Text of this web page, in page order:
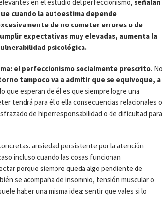
en el estudio del perfeccionismo, señalan
cuando la autoestima depende
de no cometer errores o de
expectativas muy elevadas, aumenta la
psicológica.
el perfeccionismo socialmente prescrito. No
tampoco va a admitir que se equivoque, a
que esperan de él es que siempre logre una
tendrá para él o ella consecuencias relacionales o
de hiperresponsabilidad o de dificultad para
ansiedad persistente por la atención
incluso cuando las cosas funcionan
porque siempre queda algo pendiente de
se acompaña de insomnio, tensión muscular o
haber una misma idea: sentir que vales si lo